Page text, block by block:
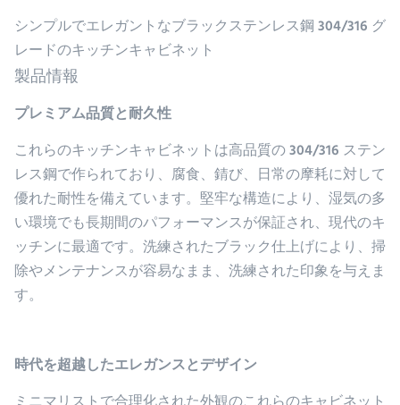
シンプルでエレガントなブラックステンレス鋼 304/316 グ
レードのキッチンキャビネット
製品情報
プレミアム品質と耐久性
これらのキッチンキャビネットは高品質の 304/316 ステン
レス鋼で作られており、腐食、錆び、日常の摩耗に対して
優れた耐性を備えています。堅牢な構造により、湿気の多
い環境でも長期間のパフォーマンスが保証され、現代のキ
ッチンに最適です。洗練されたブラック仕上げにより、掃
除やメンテナンスが容易なまま、洗練された印象を与えま
す。
時代を超越したエレガンスとデザイン